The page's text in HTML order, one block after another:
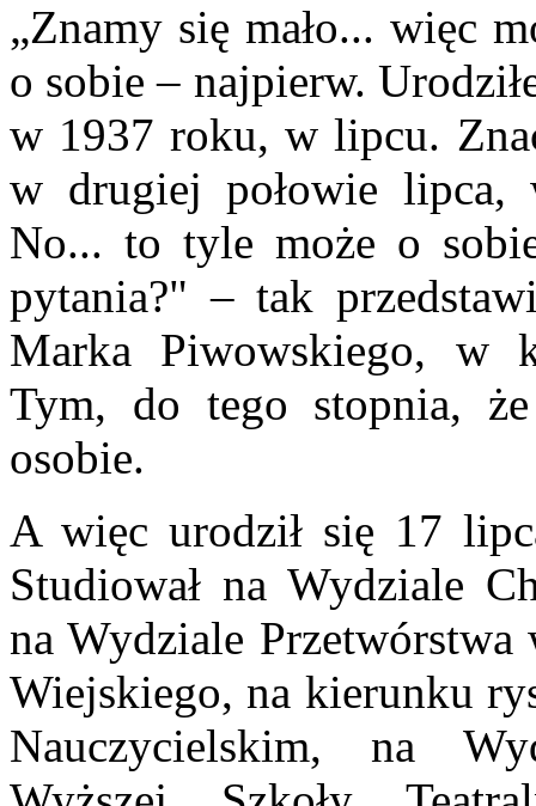
„Znamy się mało... więc
o sobie – najpierw.
w 1937 roku, w lipcu.
w drugiej połowie lipca,
No... to tyle może o
pytania?" – tak
Marka Piwowskiego, w
Tym, do tego stopnia,
osobie.
A więc urodził się 17
Studiował na Wydziale
na Wydziale Przetwórstwa
Wiejskiego, na kierunku
Nauczycielskim, na